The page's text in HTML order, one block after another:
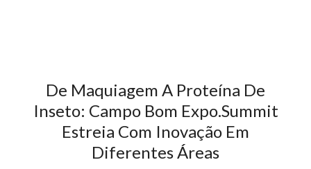
De Maquiagem A Proteína De
Inseto: Campo Bom Expo.Summit
Estreia Com Inovação Em
Diferentes Áreas